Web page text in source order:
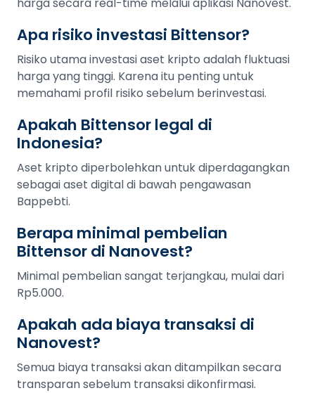
Apa risiko investasi Bittensor?
Risiko utama investasi aset kripto adalah fluktuasi
harga yang tinggi. Karena itu penting untuk
memahami profil risiko sebelum berinvestasi.
Apakah Bittensor legal di
Indonesia?
Aset kripto diperbolehkan untuk diperdagangkan
sebagai aset digital di bawah pengawasan
Bappebti.
Berapa minimal pembelian
Bittensor di Nanovest?
Minimal pembelian sangat terjangkau, mulai dari
Rp5.000.
Apakah ada biaya transaksi di
Nanovest?
Semua biaya transaksi akan ditampilkan secara
transparan sebelum transaksi dikonfirmasi.